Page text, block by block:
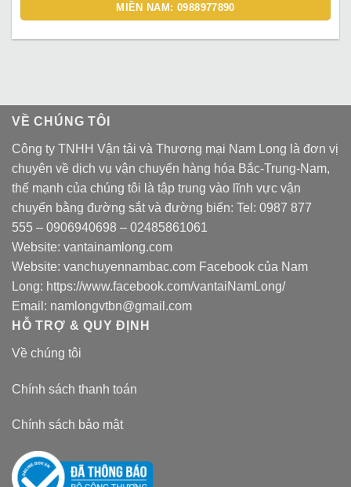
MIỀN NAM: 0988977890
VỀ CHÚNG TÔI
Công ty TNHH Vận tải và Thương mại Nam Long là đơn vị
chuyên về dịch vụ vận chuyển hàng hóa Bắc-Trung-Nam,
thế mạnh của chúng tôi là tập trung vào lĩnh vực vận
chuyển bằng đường sắt và đường biển: Tel: 0987 877
555 – 0906940698 – 02485861061
Website: vantainamlong.com
Website: vanchuyennambac.com Facebook của Nam
Long: https://www.facebook.com/vantaiNamLong/
Email: namlongvtbn@gmail.com
HỖ TRỢ & QUY ĐỊNH
Về chúng tôi
Chính sách thanh toán
Chính sách bảo mật